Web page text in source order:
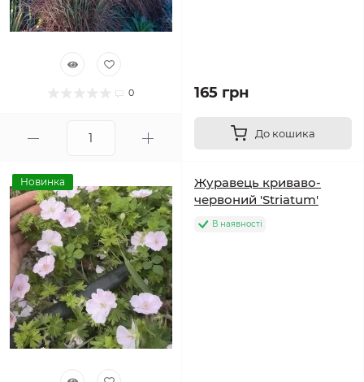
0 165 грн
До кошика
Новинка
Журавець криваво-
червоний 'Striatum'
В наявності